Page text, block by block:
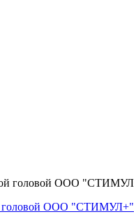
головой ООО "СТИМУЛ+"